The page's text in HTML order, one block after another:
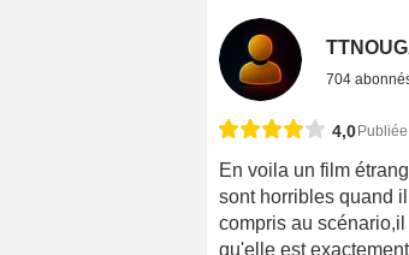
704
4,0
En voila un film
sont horribles quand
compris au
qu'elle est